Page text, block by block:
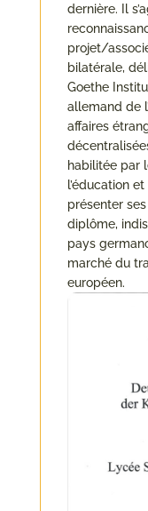
dernière. Il
projet/
bilatérale,
Goethe
allemand de
affaires
habilitée par
l’éducation
présenter
diplôme,
pays
marché du
européen.